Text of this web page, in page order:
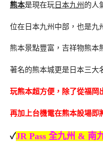
熊本是現在玩日本九州 的人
位在日本九州中部，也是九
熊本景點豐富，吉祥物熊本
著名的熊本城更是日本三大
玩熊本超方便，除了從福岡
再加上台機電在熊本設場即
✓JR Pass 全九州 & 南